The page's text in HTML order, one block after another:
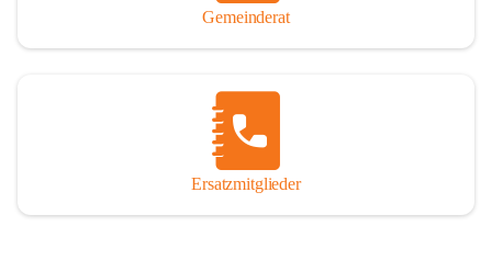
Gemeinderat
Ersatzmitglieder